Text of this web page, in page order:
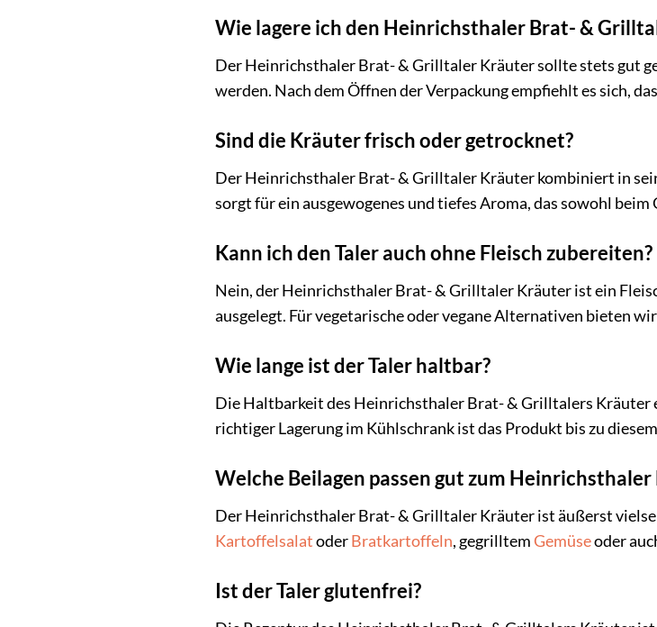
Wie lagere ich den Heinrichsthaler Brat- &
Der Heinrichsthaler Brat- & Grilltaler Kräuter sollte stets gut
werden. Nach dem Öffnen der Verpackung empfiehlt es sich,
Sind die Kräuter frisch oder getrocknet?
Der Heinrichsthaler Brat- & Grilltaler Kräuter kombiniert in
sorgt für ein ausgewogenes und tiefes Aroma, das sowohl
Kann ich den Taler auch ohne Fleisch zubereiten?
Nein, der Heinrichsthaler Brat- & Grilltaler Kräuter ist ein
ausgelegt. Für vegetarische oder vegane Alternativen bieten
Wie lange ist der Taler haltbar?
Die Haltbarkeit des Heinrichsthaler Brat- & Grilltalers
richtiger Lagerung im Kühlschrank ist das Produkt bis zu
Welche Beilagen passen gut zum
Der Heinrichsthaler Brat- & Grilltaler Kräuter ist äußerst
KartoffelsalatoderBratkartoffeln, gegrilltemGemüseoder
Ist der Taler glutenfrei?